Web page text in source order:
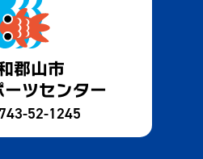
郡山市
ーツセンター
52-1245